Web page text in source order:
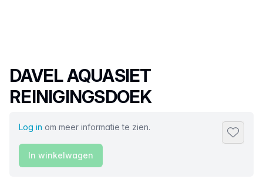
Productnaam
DAVEL AQUASIET
REINIGINGSDOEK
Log in om meer informatie te zien.
In winkelwagen